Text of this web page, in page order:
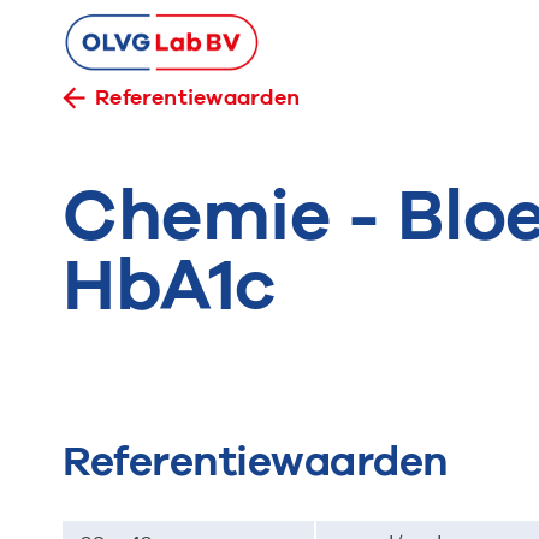
Referentiewaarden
Chemie -
HbA1c
Referentiewaarden